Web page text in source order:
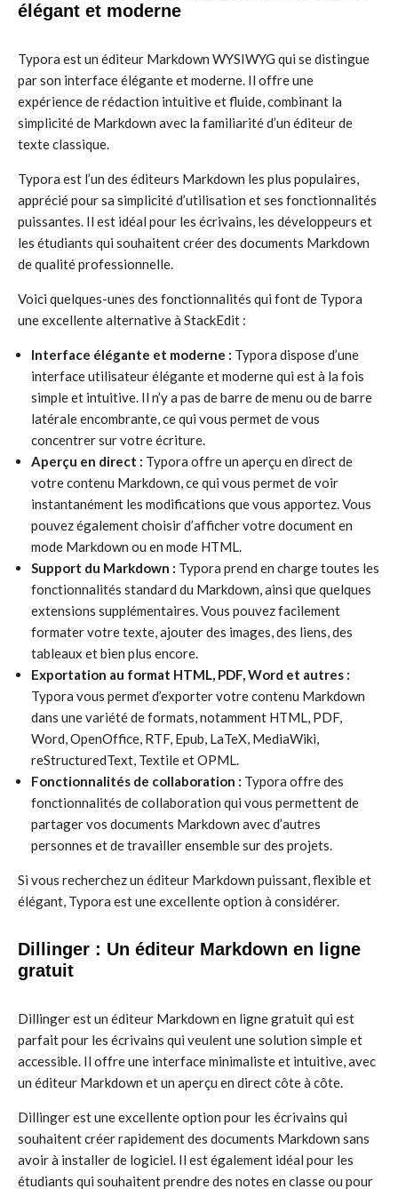
élégant et moderne
Typora est un éditeur Markdown WYSIWYG qui se distingue
par son interface élégante et moderne. Il offre une
expérience de rédaction intuitive et fluide, combinant la
simplicité de Markdown avec la familiarité d’un éditeur de
texte classique.
Typora est l’un des éditeurs Markdown les plus populaires,
apprécié pour sa simplicité d’utilisation et ses fonctionnalités
puissantes. Il est idéal pour les écrivains, les développeurs et
les étudiants qui souhaitent créer des documents Markdown
de qualité professionnelle.
Voici quelques-unes des fonctionnalités qui font de Typora
une excellente alternative à StackEdit :
Interface élégante et moderne : Typora dispose d’une
interface utilisateur élégante et moderne qui est à la fois
simple et intuitive. Il n’y a pas de barre de menu ou de barre
latérale encombrante, ce qui vous permet de vous
concentrer sur votre écriture.
Aperçu en direct : Typora offre un aperçu en direct de
votre contenu Markdown, ce qui vous permet de voir
instantanément les modifications que vous apportez. Vous
pouvez également choisir d’afficher votre document en
mode Markdown ou en mode HTML.
Support du Markdown : Typora prend en charge toutes les
fonctionnalités standard du Markdown, ainsi que quelques
extensions supplémentaires. Vous pouvez facilement
formater votre texte, ajouter des images, des liens, des
tableaux et bien plus encore.
Exportation au format HTML, PDF, Word et autres :
Typora vous permet d’exporter votre contenu Markdown
dans une variété de formats, notamment HTML, PDF,
Word, OpenOffice, RTF, Epub, LaTeX, MediaWiki,
reStructuredText, Textile et OPML.
Fonctionnalités de collaboration : Typora offre des
fonctionnalités de collaboration qui vous permettent de
partager vos documents Markdown avec d’autres
personnes et de travailler ensemble sur des projets.
Si vous recherchez un éditeur Markdown puissant, flexible et
élégant, Typora est une excellente option à considérer.
Dillinger : Un éditeur Markdown en ligne
gratuit
Dillinger est un éditeur Markdown en ligne gratuit qui est
parfait pour les écrivains qui veulent une solution simple et
accessible. Il offre une interface minimaliste et intuitive, avec
un éditeur Markdown et un aperçu en direct côte à côte.
Dillinger est une excellente option pour les écrivains qui
souhaitent créer rapidement des documents Markdown sans
avoir à installer de logiciel. Il est également idéal pour les
étudiants qui souhaitent prendre des notes en classe ou pour